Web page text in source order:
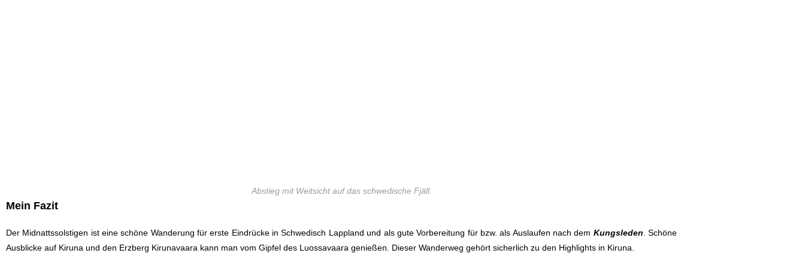
Abstieg mit Weitsicht auf das schwedische Fjäll.
Mein Fazit
Der Midnattssolstigen ist eine schöne Wanderung für erste Eindrücke in Schwedisch Lappland und als gute Vorbereitung für bzw. als Auslaufen nach dem Kungsleden . Schöne
Ausblicke auf Kiruna und den Erzberg Kirunavaara kann man vom Gipfel des Luossavaara genießen. Dieser Wanderweg gehört sicherlich zu den Highlights in Kiruna.